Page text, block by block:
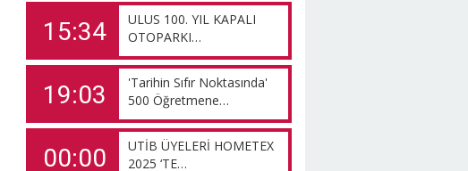
15:34
ULUS 100. YIL KAPALI
OTOPARKI…
19:03
'Tarihin Sıfır Noktasında'
500 Öğretmene…
00:00
UTİB ÜYELERİ HOMETEX
2025 ‘TE…